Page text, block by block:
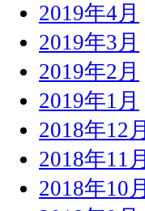
2019年4月
2019年3月
2019年2月
2019年1月
2018年12月
2018年11月
2018年10月